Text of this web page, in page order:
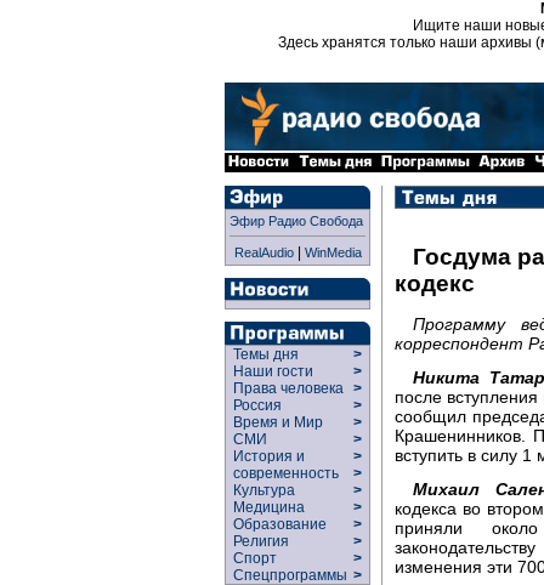
Ищите наши
Здесь хранятся только наши архивы
Эфир Радио Свобода
RealAudio| WinMedia
Темы дня
>
Наши гости
>
Права человека >
Россия
>
Время и Мир
>
СМИ
>
История и
современность
>
>
Культура
>
Медицина
>
Образование
>
Религия
>
Спорт
>
Спецпрограммы >
Госдума
кодекс
Программу
корреспондент
Никита
после
сообщил
Крашенинников.
вступить в силу
Михаил
кодекса во
приняли
изменения эти